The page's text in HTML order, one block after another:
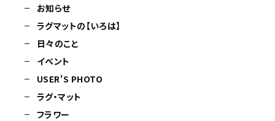
お知らせ
ラグマットの【いろは】
日々のこと
イベント
USER'S PHOTO
ラグ・マット
フラワー